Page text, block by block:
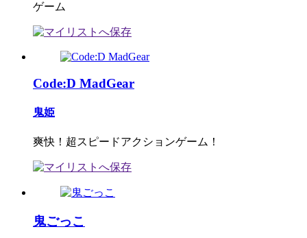
ゲーム
Code:D MadGear
鬼姫
爽快！超スピードアクションゲーム！
鬼ごっこ